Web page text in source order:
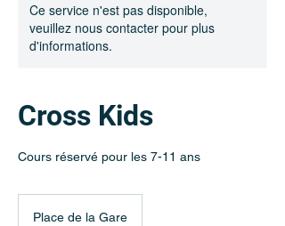
Ce service n'est pas disponible,
veuillez nous contacter pour plus
d'informations.
Cross Kids
Cours réservé pour les 7-11 ans
Place de la Gare